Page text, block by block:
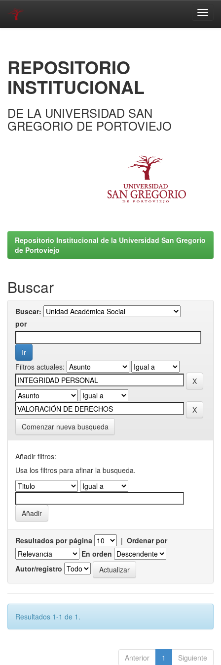
REPOSITORIO
INSTITUCIONAL
DE LA UNIVERSIDAD SAN
GREGORIO DE PORTOVIEJO
Repositorio Institucional de la Universidad San Gregorio
de Portoviejo
Buscar
Buscar:
por
Filtros actuales:
Comenzar nueva busqueda
Añadir filtros:
Usa los filtros para afinar la busqueda.
Resultados por página | Ordenar por
En orden
Autor/registro
Resultados 1-1 de 1.
Anterior 1 Siguiente